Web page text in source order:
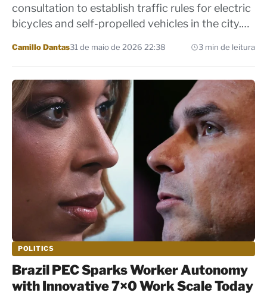
consultation to establish traffic rules for electric
bicycles and self-propelled vehicles in the city.…
Por
Camillo Dantas31 de maio de 2026 22:38 3 min de leitura
POLITICS
Brazil PEC Sparks Worker Autonomy
with Innovative 7×0 Work Scale Today